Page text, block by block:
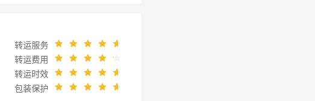
转运服务
转运费用
转运时效
包装保护